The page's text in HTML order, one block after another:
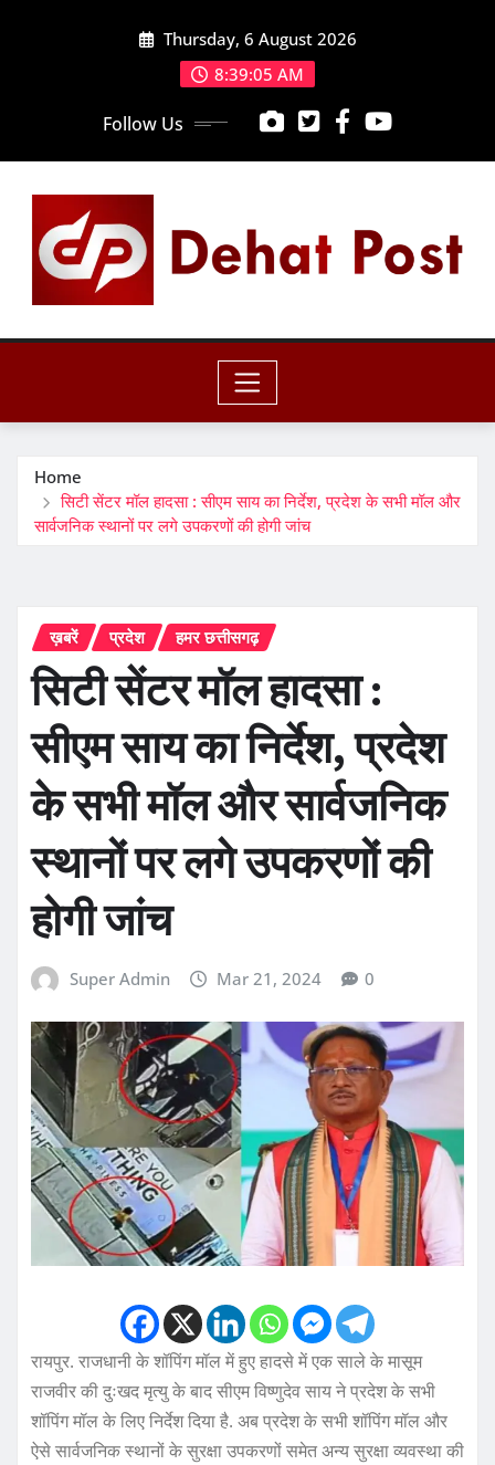
Thursday, 6 August 2026
8:39:06 AM
Follow Us
Home
सिटी सेंटर मॉल हादसा : सीएम साय का निर्देश, प्रदेश के सभी मॉल और
सार्वजनिक स्थानों पर लगे उपकरणों की होगी जांच
ख़बरें प्रदेश हमर छत्तीसगढ़
सिटी सेंटर मॉल हादसा :
सीएम साय का निर्देश, प्रदेश
के सभी मॉल और सार्वजनिक
स्थानों पर लगे उपकरणों की
होगी जांच
Super Admin Mar 21, 2024 0
रायपुर. राजधानी के शॉपिंग मॉल में हुए हादसे में एक साले के मासूम
राजवीर की दुःखद मृत्यु के बाद सीएम विष्णुदेव साय ने प्रदेश के सभी
शॉपिंग मॉल के लिए निर्देश दिया है. अब प्रदेश के सभी शॉपिंग मॉल और
ऐसे सार्वजनिक स्थानों के सुरक्षा उपकरणों समेत अन्य सुरक्षा व्यवस्था की